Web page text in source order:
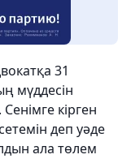
31
мүддесін
кірген
деп уәде
ала төлем